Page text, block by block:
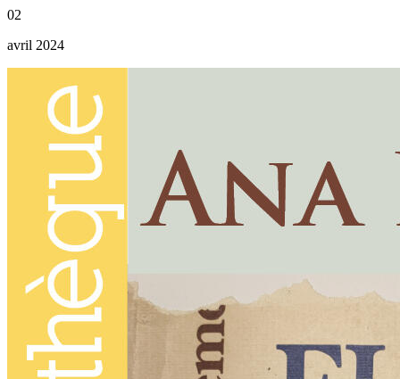
02
avril 2024